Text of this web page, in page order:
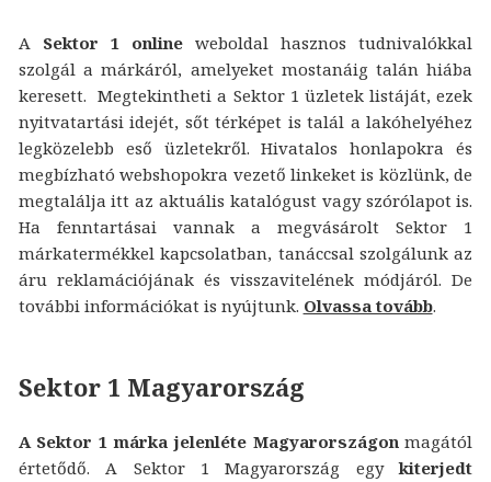
A Sektor 1 online weboldal hasznos tudnivalókkal
szolgál a márkáról, amelyeket mostanáig talán hiába
keresett. Megtekintheti a Sektor 1 üzletek listáját, ezek
nyitvatartási idejét, sőt térképet is talál a lakóhelyéhez
legközelebb eső üzletekről. Hivatalos honlapokra és
megbízható webshopokra vezető linkeket is közlünk, de
megtalálja itt az aktuális katalógust vagy szórólapot is.
Ha fenntartásai vannak a megvásárolt Sektor 1
márkatermékkel kapcsolatban, tanáccsal szolgálunk az
áru reklamációjának és visszavitelének módjáról. De
további információkat is nyújtunk. Olvassa tovább.
Sektor 1 Magyarország
A Sektor 1 márka jelenléte Magyarországonmagától
értetődő. A Sektor 1 Magyarország egykiterjedt